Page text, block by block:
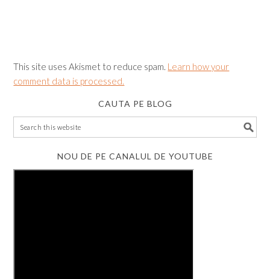
This site uses Akismet to reduce spam. Learn how your
comment data is processed.
CAUTA PE BLOG
NOU DE PE CANALUL DE YOUTUBE